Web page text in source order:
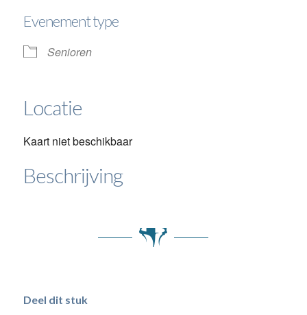
Evenement type
Senioren
Locatie
Kaart niet beschikbaar
Beschrijving
Deel dit stuk